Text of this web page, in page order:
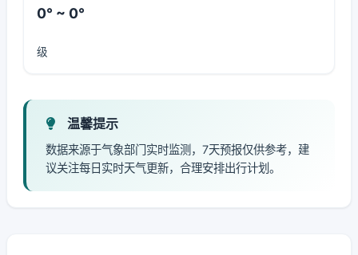
0° ~ 0°
级
温馨提示
数据来源于气象部门实时监测，7天预报仅供参考，建
议关注每日实时天气更新，合理安排出行计划。